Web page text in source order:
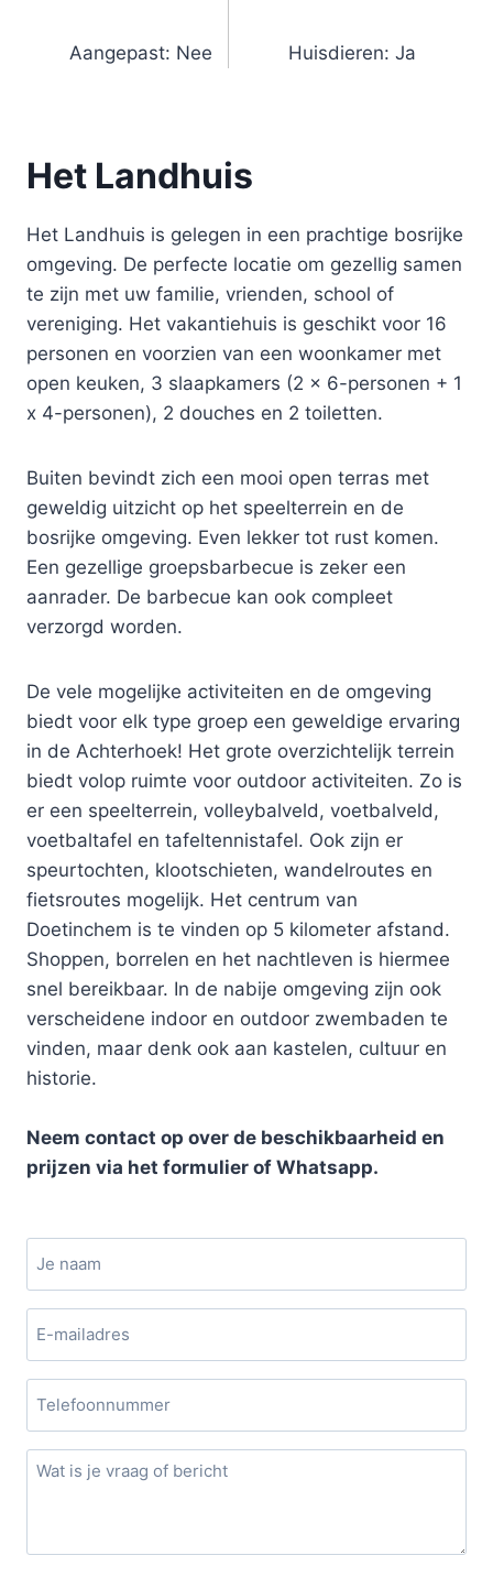
Aangepast: Nee Huisdieren: Ja
Het Landhuis
Het Landhuis is gelegen in een prachtige bosrijke
omgeving. De perfecte locatie om gezellig samen
te zijn met uw familie, vrienden, school of
vereniging. Het vakantiehuis is geschikt voor 16
personen en voorzien van een woonkamer met
open keuken, 3 slaapkamers (2 x 6-personen + 1
x 4-personen), 2 douches en 2 toiletten.
Buiten bevindt zich een mooi open terras met
geweldig uitzicht op het speelterrein en de
bosrijke omgeving. Even lekker tot rust komen.
Een gezellige groepsbarbecue is zeker een
aanrader. De barbecue kan ook compleet
verzorgd worden.
De vele mogelijke activiteiten en de omgeving
biedt voor elk type groep een geweldige ervaring
in de Achterhoek! Het grote overzichtelijk terrein
biedt volop ruimte voor outdoor activiteiten. Zo is
er een speelterrein, volleybalveld, voetbalveld,
voetbaltafel en tafeltennistafel. Ook zijn er
speurtochten, klootschieten, wandelroutes en
fietsroutes mogelijk. Het centrum van
Doetinchem is te vinden op 5 kilometer afstand.
Shoppen, borrelen en het nachtleven is hiermee
snel bereikbaar. In de nabije omgeving zijn ook
verscheidene indoor en outdoor zwembaden te
vinden, maar denk ook aan kastelen, cultuur en
historie.
Neem contact op over de beschikbaarheid en
prijzen via het formulier of Whatsapp.
a
m
e
t
i
m
m
G